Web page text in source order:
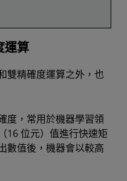
運算
雙精確度運算之外，也
度，常用於機器學習領
16 位元）值進行快速矩
數值後，機器會以較高